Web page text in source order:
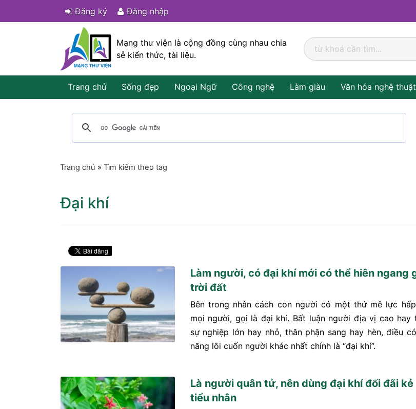
Đăng ký Đăng nhập
Mạng thư viện là cộng đồng cùng nhau chia
sẻ kiến thức, tài liệu.
Trang chủ Sống đẹp Ngoại Ngữ Công nghệ Làm giàu Văn hóa nghệ thuật
Trang chủ » Tìm kiếm theo tag
Đại khí
Làm người, có đại khí mới có thể hiên ngang
trời đất
Bên trong nhân cách con người có một thứ mê lực
mọi người, gọi là đại khí. Bất luận người địa vị cao hay
sự nghiệp lớn hay nhỏ, thân phận sang hay hèn, điều
năng lôi cuốn người khác nhất chính là “đại khí”.
Là người quân tử, nên dùng đại khí đối đãi kẻ
tiểu nhân